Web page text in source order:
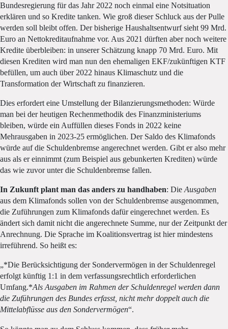
Bundesregierung für das Jahr 2022 noch einmal eine Notsituation
erklären und so Kredite tanken. Wie groß dieser Schluck aus der Pulle
werden soll bleibt offen. Der bisherige Haushaltsentwurf sieht 99 Mrd.
Euro an Nettokreditaufnahme vor. Aus 2021 dürften aber noch weitere
Kredite überbleiben: in unserer Schätzung knapp 70 Mrd. Euro. Mit
diesen Krediten wird man nun den ehemaligen EKF/zukünftigen KTF
befüllen, um auch über 2022 hinaus Klimaschutz und die
Transformation der Wirtschaft zu finanzieren.
Dies erfordert eine Umstellung der Bilanzierungsmethoden: Würde
man bei der heutigen Rechenmethodik des Finanzministeriums
bleiben, würde ein Auffüllen dieses Fonds in 2022 keine
Mehrausgaben in 2023-25 ermöglichen. Der Saldo des Klimafonds
würde auf die Schuldenbremse angerechnet werden. Gibt er also mehr
aus als er einnimmt (zum Beispiel aus gebunkerten Krediten) würde
das wie zuvor unter die Schuldenbremse fallen.
In Zukunft plant man das anders zu handhaben: DieAusgaben
aus dem Klimafonds sollen von der Schuldenbremse ausgenommen,
die Zuführungen zum Klimafonds dafür eingerechnet werden. Es
ändert sich damit nicht die angerechnete Summe, nur der Zeitpunkt der
Anrechnung. Die Sprache im Koalitionsvertrag ist hier mindestens
irreführend. So heißt es:
„*Die Berücksichtigung der Sondervermögen in der Schuldenregel
erfolgt künftig 1:1 in dem verfassungsrechtlich erforderlichen
Umfang.*Als Ausgaben im Rahmen der Schuldenregel werden dann
die Zuführungen des Bundes erfasst, nicht mehr doppelt auch die
Mittelabflüsse aus den Sondervermögen“.